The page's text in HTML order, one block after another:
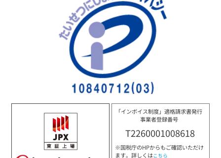
「インボイス制度」適格請求書発行
事業者登録番号
T2260001008618
※国税庁のHPからもご確認いただけ
ます。詳しくはこちら